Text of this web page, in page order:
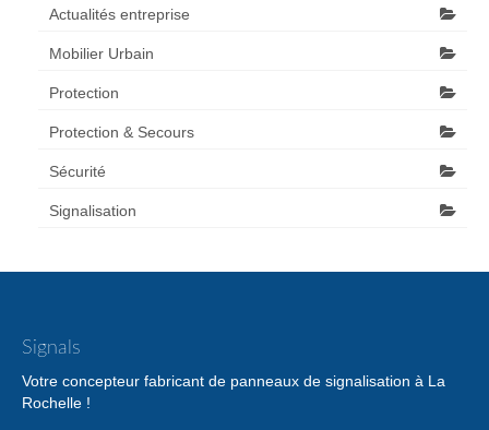
Actualités entreprise
Mobilier Urbain
Protection
Protection & Secours
Sécurité
Signalisation
Signals
Votre concepteur fabricant de panneaux de signalisation à La
Rochelle !